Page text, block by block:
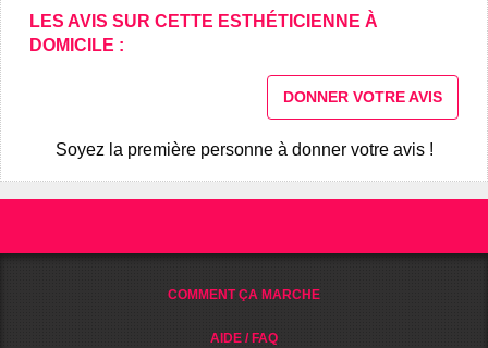
LES AVIS SUR CETTE ESTHÉTICIENNE À
DOMICILE :
DONNER VOTRE AVIS
Soyez la première personne à donner votre avis !
COMMENT ÇA MARCHE
AIDE / FAQ